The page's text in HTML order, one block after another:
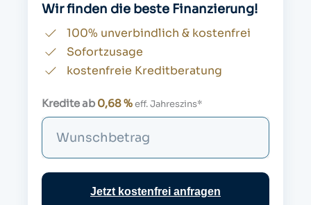
Wir finden die beste Finanzierung!
100% unverbindlich & kostenfrei
Sofortzusage
kostenfreie Kreditberatung
Kredite ab 0,68 %eff. Jahreszins*
S
c
h
Jetzt kostenfrei anfragen